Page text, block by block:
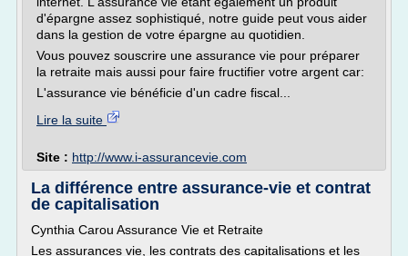
d'épargne assez sophistiqué, notre guide peut vous aider
dans la gestion de votre épargne au quotidien.
Vous pouvez souscrire une assurance vie pour préparer
la retraite mais aussi pour faire fructifier votre argent car:
L'assurance vie bénéficie d'un cadre fiscal...
Lire la suite
Site : http://www.i-assurancevie.com
La différence entre assurance-vie et contrat
de capitalisation
Cynthia Carou Assurance Vie et Retraite
Les assurances vie, les contrats des capitalisations et les